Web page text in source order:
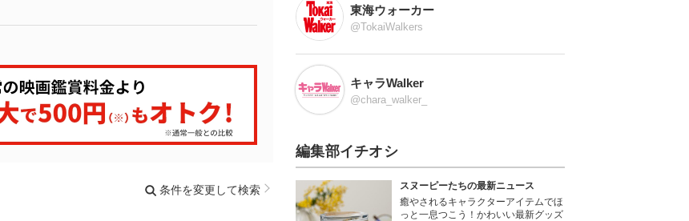
条件を変更して検索
東海ウォーカー
@TokaiWalkers
キャラWalker
@chara_walker_
編集部イチオシ
スヌーピーたちの最新ニュース
癒やされるキャラクターアイテムでほ
っと一息つこう！かわいい最新グッズ